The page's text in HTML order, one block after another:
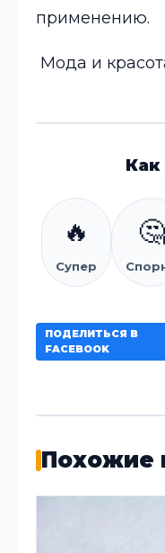
применению.
Мода и
Как
🔥
Супер
🤔
ПОДЕЛИТЬСЯ В
FACEBOOK
Похожие